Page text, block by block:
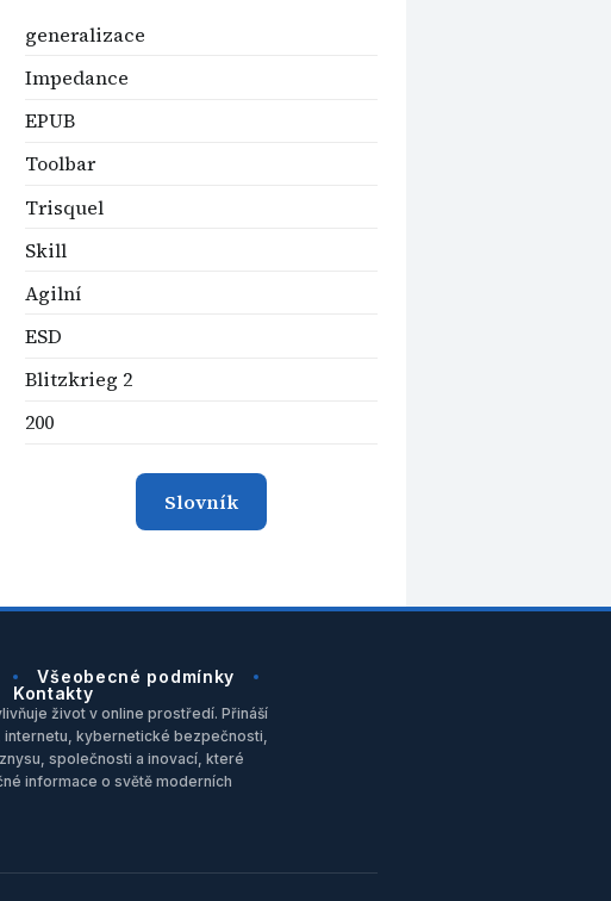
generalizace
Impedance
EPUB
Toolbar
Trisquel
Skill
Agilní
ESD
Blitzkrieg 2
200
Slovník
Všeobecné podmínky
Kontakty
život v online prostředí. Přináší
kybernetické bezpečnosti,
společnosti a inovací, které
informace o světě moderních